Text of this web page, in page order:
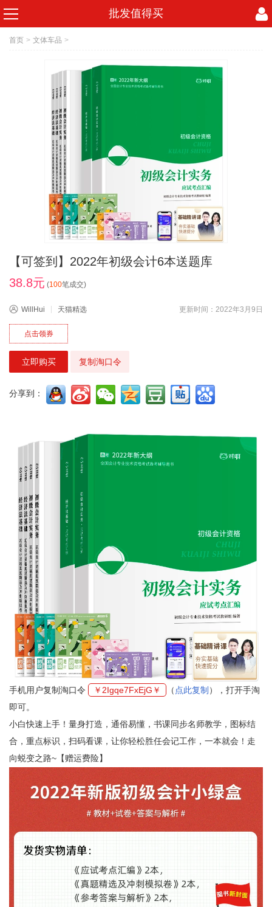
批发值得买
首页 > 文体车品 >
【可签到】2022年初级会计6本送题库
38.8元 (100笔成交)
WillHui 天猫精选 更新时间：2022年3月9日
点击领券
立即购买 复制淘口令
分享到：
手机用户复制淘口令 ￥2Igqe7FxEjG￥ （ 点此复制 ），打开手淘
即可。
小白快速上手！量身打造，通俗易懂，书课同步名师教学，图标结
合，重点标识，扫码看课，让你轻松胜任会记工作，一本就会！走
向蜕变之路~【赠运费险】